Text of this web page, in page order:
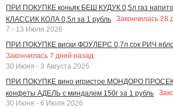
ПРИ ПОКУПКЕ коньяк БЕШ КУДУК 0,5л газ
КЛАССИК КОЛА 0,5л за 1 рубль
Закончилась 28
7 - 13 Июля 2026
ПРИ ПОКУПКЕ виски ФОУЛЕРС 0,7л сок РИЧ
Закончилась 7 дней назад
30 Июня - 3 Августа 2026
ПРИ ПОКУПКЕ вино игристое МОНДОРО
конфеты АДЕЛЬ с миндалем 150г за 1 рубль
30 Июня - 6 Июля 2026